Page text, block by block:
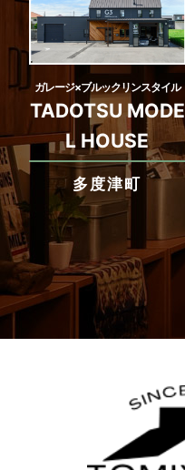
ガレージ×ブルックリンスタイル
TADOTSU MODE
L HOUSE
多度津町